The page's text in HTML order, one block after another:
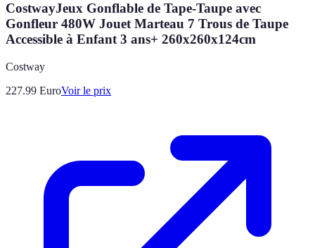
CostwayJeux Gonflable de Tape-Taupe avec
Gonfleur 480W Jouet Marteau 7 Trous de Taupe
Accessible à Enfant 3 ans+ 260x260x124cm
Costway
227.99 EuroVoir le prix